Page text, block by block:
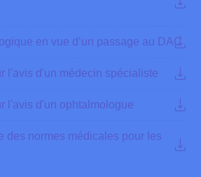
en vue d’un passage au DAC
l'avis d'un médecin spécialiste
l'avis d'un ophtalmologue
des normes médicales pour les